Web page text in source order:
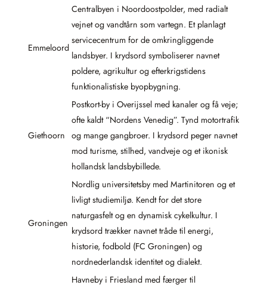
Emmeloord
Centralbyen i Noordoostpolder, med radialt
vejnet og vandtårn som vartegn. Et planlagt
servicecentrum for de omkringliggende
landsbyer. I krydsord symboliserer navnet
poldere, agrikultur og efterkrigstidens
funktionalistiske byopbygning.
Giethoorn
Postkort-by i Overijssel med kanaler og få veje;
ofte kaldt “Nordens Venedig”. Tynd motortrafik
og mange gangbroer. I krydsord peger navnet
mod turisme, stilhed, vandveje og et ikonisk
hollandsk landsbybillede.
Groningen
Nordlig universitetsby med Martinitoren og et
livligt studiemiljø. Kendt for det store
naturgasfelt og en dynamisk cykelkultur. I
krydsord trækker navnet tråde til energi,
historie, fodbold (FC Groningen) og
nordnederlandsk identitet og dialekt.
Havneby i Friesland med færger til